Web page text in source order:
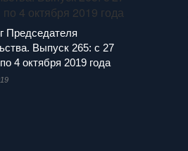
Председателя
Выпуск 265: с 27
4 октября 2019 года